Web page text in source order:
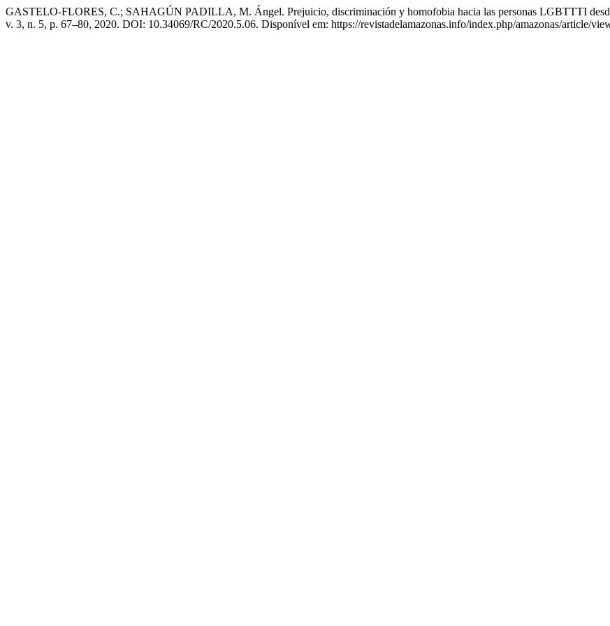
GASTELO-FLORES, C.; SAHAGÚN PADILLA, M. Ángel. Prejuicio, discriminación y homofobia hacia las personas LGBTTTI
v. 3, n. 5, p. 67–80, 2020. DOI: 10.34069/RC/2020.5.06. Disponível em: https://revistadelamazonas.info/index.php/amazonas/article/